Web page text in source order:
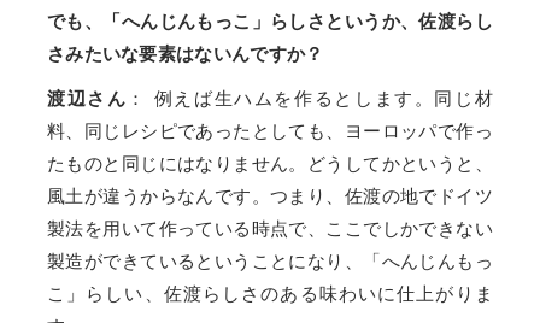
でも、「へんじんもっこ」らしさというか、佐渡らし
さみたいな要素はないんですか？
渡辺さん ： 例えば生ハムを作るとします。同じ材
料、同じレシピであったとしても、ヨーロッパで作っ
たものと同じにはなりません。どうしてかというと、
風土が違うからなんです。つまり、佐渡の地でドイツ
製法を用いて作っている時点で、ここでしかできない
製造ができているということになり、「へんじんもっ
こ」らしい、佐渡らしさのある味わいに仕上がりま